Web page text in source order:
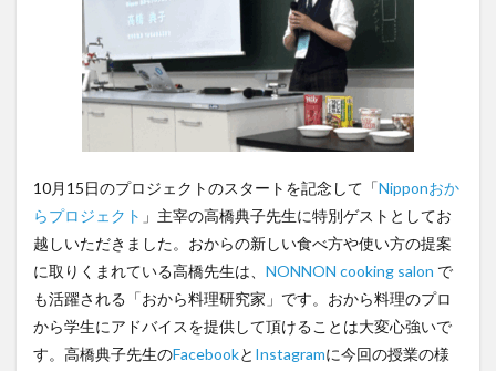
10月15日のプロジェクトのスタートを記念して「Nipponおか
らプロジェクト 」主宰の高橋典子先生に特別ゲストとしてお
越しいただきました。おからの新しい食べ方や使い方の提案
に取りくまれている高橋先生は、 NONNON cooking salon で
も活躍される「おから料理研究家」です。おから料理のプロ
から学生にアドバイスを提供して頂けることは大変心強いで
す。高橋典子先生のFacebookと Instagramに今回の授業の様